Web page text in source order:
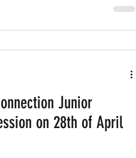
Junior
on 28th of April